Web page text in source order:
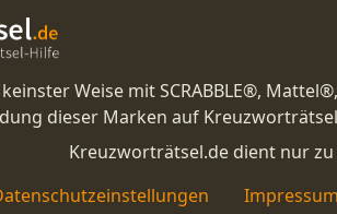
Weise mit SCRABBLE®,
dieser Marken auf
Kreuzworträtsel.de dient nur
Impressum